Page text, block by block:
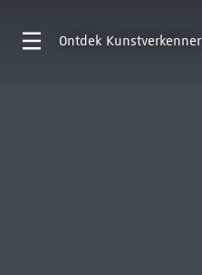
Ontdek Kunstverkenner